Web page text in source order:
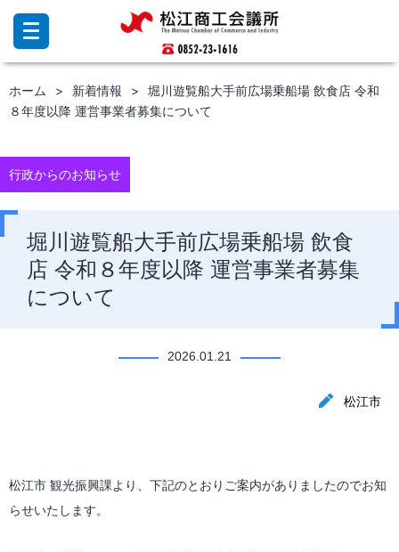
ン
ツ
ッ
プ
ホーム 新着情報
堀川遊覧船大手前広場乗船場 飲食店 令和
８年度以降 運営事業者募集について
行政からのお知らせ
堀川遊覧船大手前広場乗船場 飲食
店 令和８年度以降 運営事業者募集
について
2026.01.21
松江市
松江市 観光振興課より、下記のとおりご案内がありましたのでお知
らせいたします。